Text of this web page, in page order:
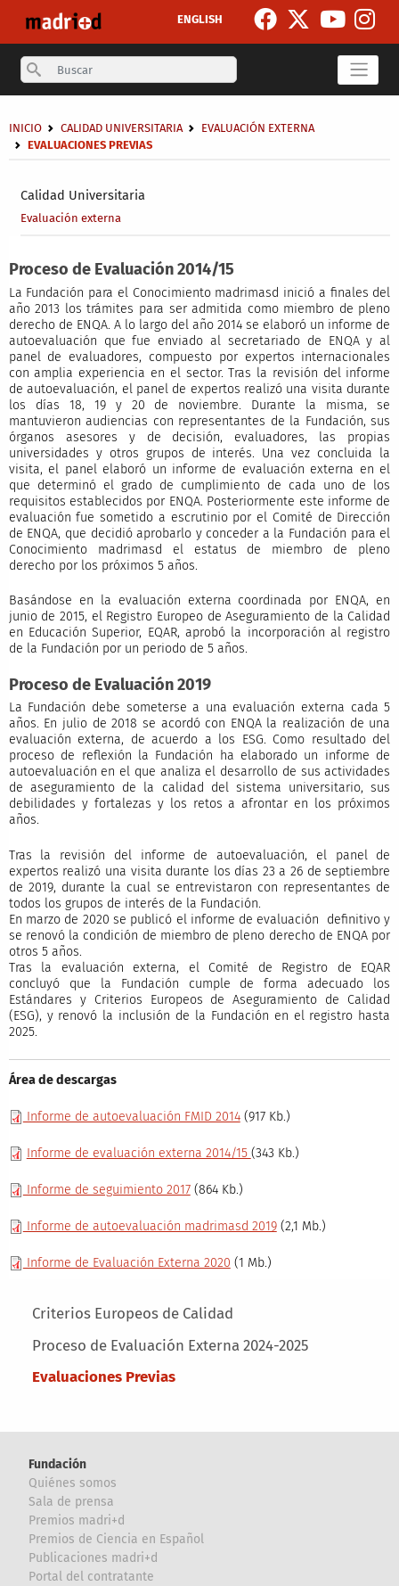
ENGLISH
Search
Calidad Universitaria
Evaluación externa
Sobrescribir enlaces de ayuda a la navegación
INICIO CALIDAD UNIVERSITARIA
EVALUACIÓN EXTERNA
EVALUACIONES PREVIAS
Main menu
Criterios Europeos de Calidad
Proceso de Evaluación Externa 2024-2025
Evaluaciones Previas
Proceso de Evaluación 2014/15
La Fundación para el Conocimiento madrimasd inició a finales del
año 2013 los trámites para ser admitida como miembro de pleno
derecho de ENQA. A lo largo del año 2014 se elaboró un informe de
autoevaluación que fue enviado al secretariado de ENQA y al
panel de evaluadores, compuesto por expertos internacionales
con amplia experiencia en el sector. Tras la revisión del informe
de autoevaluación, el panel de expertos realizó una visita durante
los días 18, 19 y 20 de noviembre. Durante la misma, se
mantuvieron audiencias con representantes de la Fundación, sus
órganos asesores y de decisión, evaluadores, las propias
universidades y otros grupos de interés. Una vez concluida la
visita, el panel elaboró un informe de evaluación externa en el
que determinó el grado de cumplimiento de cada uno de los
requisitos establecidos por ENQA. Posteriormente este informe de
evaluación fue sometido a escrutinio por el Comité de Dirección
de ENQA, que decidió aprobarlo y conceder a la Fundación para el
Conocimiento madrimasd el estatus de miembro de pleno
derecho por los próximos 5 años.
Basándose en la evaluación externa coordinada por ENQA, en
junio de 2015, el Registro Europeo de Aseguramiento de la Calidad
en Educación Superior, EQAR, aprobó la incorporación al registro
de la Fundación por un periodo de 5 años.
Proceso de Evaluación 2019
La Fundación debe someterse a una evaluación externa cada 5
años. En julio de 2018 se acordó con ENQA la realización de una
evaluación externa, de acuerdo a los ESG. Como resultado del
proceso de reflexión la Fundación ha elaborado un informe de
autoevaluación en el que analiza el desarrollo de sus actividades
de aseguramiento de la calidad del sistema universitario, sus
debilidades y fortalezas y los retos a afrontar en los próximos
años.
Tras la revisión del informe de autoevaluación, el panel de
expertos realizó una visita durante los días 23 a 26 de septiembre
de 2019, durante la cual se entrevistaron con representantes de
todos los grupos de interés de la Fundación.
En marzo de 2020 se publicó el informe de evaluación definitivo y
se renovó la condición de miembro de pleno derecho de ENQA por
otros 5 años.
Tras la evaluación externa, el Comité de Registro de EQAR
concluyó que la Fundación cumple de forma adecuado los
Estándares y Criterios Europeos de Aseguramiento de Calidad
(ESG), y renovó la inclusión de la Fundación en el registro hasta
2025.
Área de descargas
Informe de autoevaluación FMID 2014(917 Kb.)
Informe de evaluación externa 2014/15 (343 Kb.)
Informe de seguimiento 2017(864 Kb.)
Informe de autoevaluación madrimasd 2019(2,1 Mb.)
Informe de Evaluación Externa 2020 (1 Mb.)
Fundación
Quiénes somos
Sala de prensa
Premios madri+d
Premios de Ciencia en Español
Publicaciones madri+d
Portal del contratante